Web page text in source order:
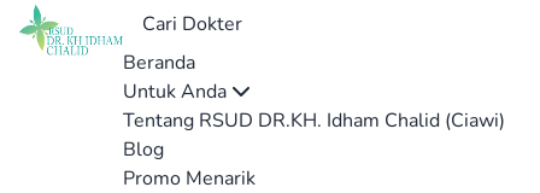
Cari Dokter
Beranda
Untuk Anda
Tentang RSUD DR.KH. Idham Chalid (Ciawi)
Blog
Promo Menarik